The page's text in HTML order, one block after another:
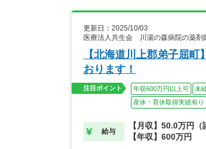
更新日：2025/10/03
医療法人共生会 川湯の森病院の薬剤
【北海道川上郡弟子屈
おります！
注目ポイント 年収600万円以上可 未
産休・育休取得実績有り
給与
【月収】50.0万円（
【年収】600万円